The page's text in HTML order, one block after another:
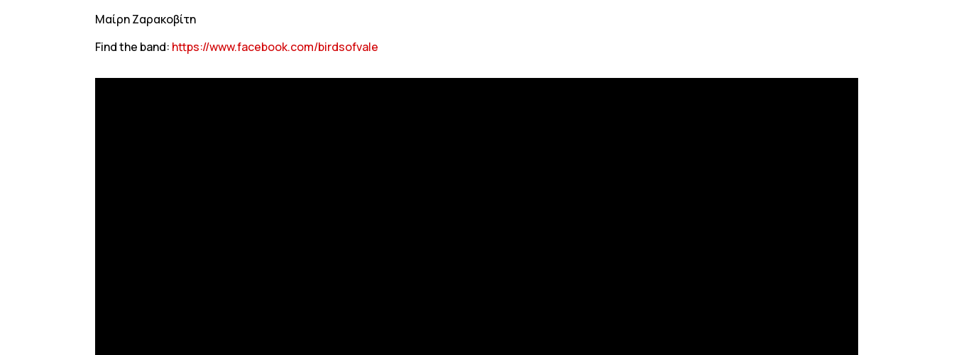
Μαίρη Ζαρακοβίτη
Find the band: https://www.facebook.com/birdsofvale